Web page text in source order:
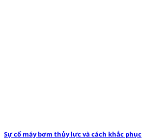
Sự cố máy bơm thủy lực và cách khắc phục